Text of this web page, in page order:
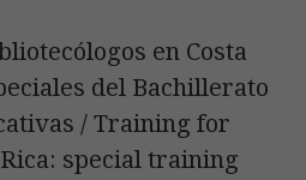
en Costa
del Bachillerato
/ Training for
special training